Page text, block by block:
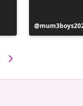
Ierakstu
publicējis